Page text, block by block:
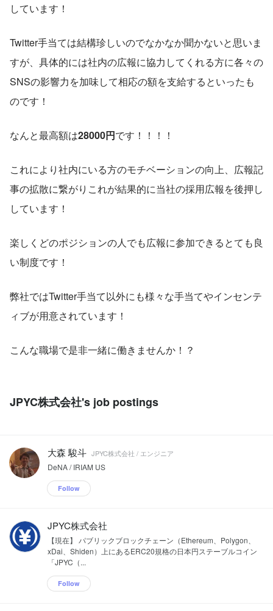
しています！
Twitter手当ては結構珍しいのでなかなか聞かないと思いま
すが、具体的には社内の広報に協力してくれる方に各々の
SNSの影響力を加味して相応の額を支給するといったも
のです！
なんと最高額は28000円です！！！！
これにより社内にいる方のモチベーションの向上、広報記
事の拡散に繋がりこれが結果的に当社の採用広報を後押し
しています！
楽しくどのポジションの人でも広報に参加できるとても良
い制度です！
弊社ではTwitter手当て以外にも様々な手当てやインセンテ
ィブが用意されています！
こんな職場で是非一緒に働きませんか！？
JPYC株式会社's job postings
大森 駿斗 JPYC株式会社 / エンジニア
DeNA / IRIAM US
Follow
JPYC株式会社
【現在】 パブリックブロックチェーン（Ethereum、Polygon、
xDai、Shiden）上にあるERC20規格の日本円ステーブルコイン
「JPYC（...
Follow